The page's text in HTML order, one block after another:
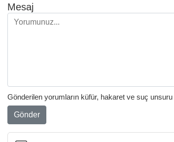
Mesaj
Gönderilen yorumların küfür, hakaret ve suç
Gönder